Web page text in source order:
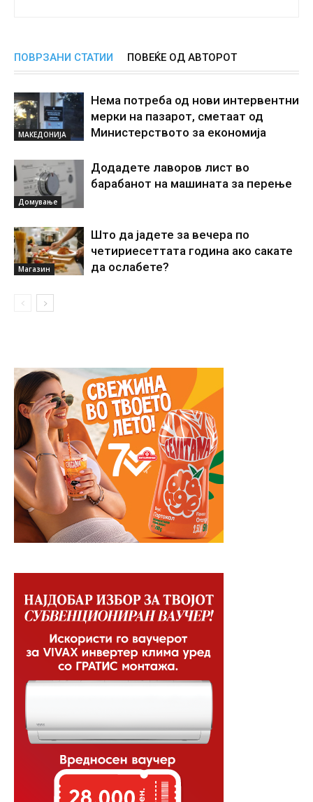
ПОВРЗАНИ СТАТИИ ПОВЕЌЕ ОД АВТОРОТ
МАКЕДОНИЈА
Нема потреба од нови интервентни
мерки на пазарот, сметаат од
Министерството за економија
Домување
Додадете лаворов лист во
барабанот на машината за перење
Магазин
Што да јадете за вечера по
четириесеттата година ако сакате
да ослабете?